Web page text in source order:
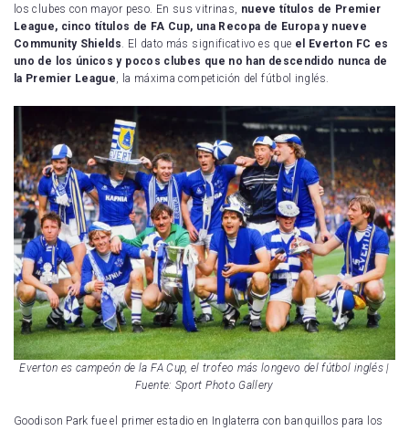
los clubes con mayor peso. En sus vitrinas, nueve títulos de Premier
League, cinco títulos de FA Cup, una Recopa de Europa y nueve
Community Shields. El dato más significativo es que el Everton FC es
uno de los únicos y pocos clubes que no han descendido nunca de
la Premier League, la máxima competición del fútbol inglés.
Everton es campeón de la FA Cup, el trofeo más longevo del fútbol inglés |
Fuente: Sport Photo Gallery
Goodison Park fue el primer estadio en Inglaterra con banquillos para los